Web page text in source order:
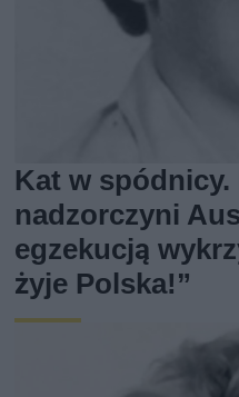
Kat w
nadzorczyni
egzekucją
żyje Polska!”